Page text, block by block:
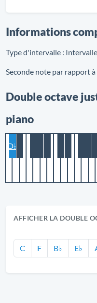
Informations
Type d'intervalle :
Seconde note par rapport à
Double octave
piano
D♭
AFFICHER LA DOUBLE
C F B♭ E♭